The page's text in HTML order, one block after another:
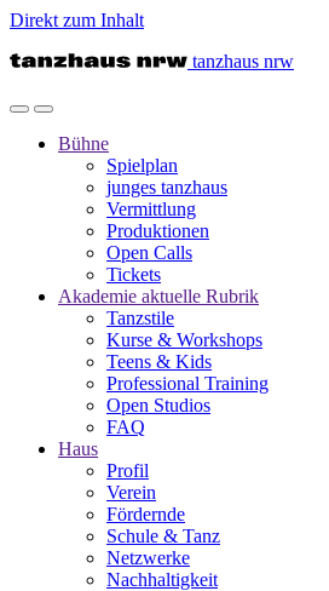
Direkt zum Inhalt
tanzhaus nrw
Bühne
Spielplan
junges tanzhaus
Vermittlung
Produktionen
Open Calls
Tickets
Akademie aktuelle Rubrik
Tanzstile
Kurse & Workshops
Teens & Kids
Professional Training
Open Studios
FAQ
Haus
Profil
Verein
Fördernde
Schule & Tanz
Netzwerke
Nachhaltigkeit